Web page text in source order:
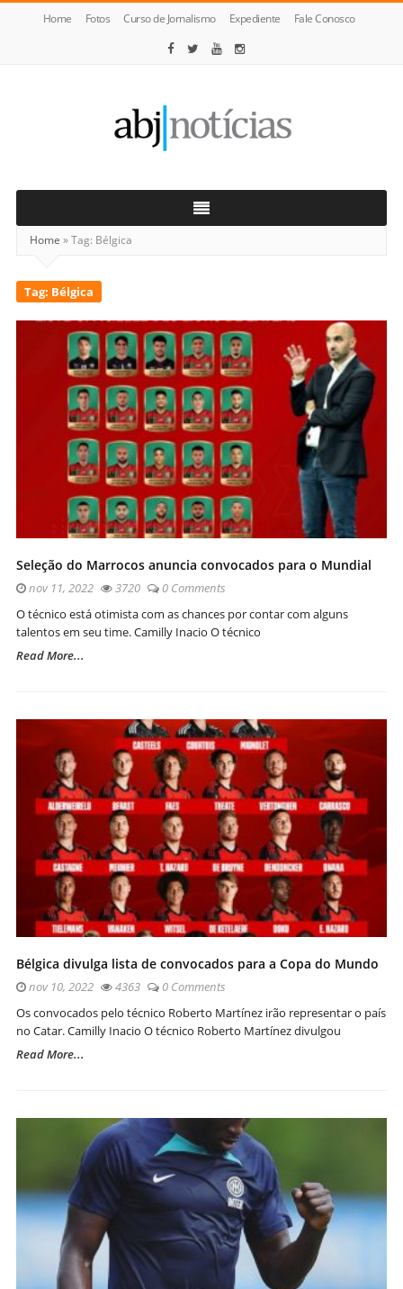
Home Fotos Curso de Jornalismo Expediente Fale Conosco
Notícias
Home »Tag: Bélgica
Tag: Bélgica
Seleção do Marrocos anuncia convocados para o Mundial
nov 11, 2022 3720
0 Comments
O técnico está otimista com as chances por contar com alguns
talentos em seu time. Camilly Inacio O técnico
Read More...
Bélgica divulga lista de convocados para a Copa do Mundo
nov 10, 2022 4363
0 Comments
Os convocados pelo técnico Roberto Martínez irão representar o país
no Catar. Camilly Inacio O técnico Roberto Martínez divulgou
Read More...